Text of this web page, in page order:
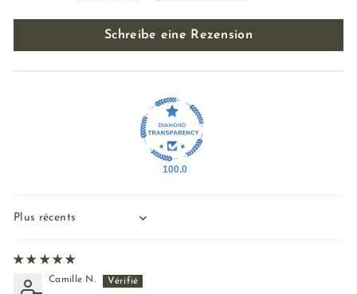
Schreibe eine Rezension
100.0
Sort by
Camille N.